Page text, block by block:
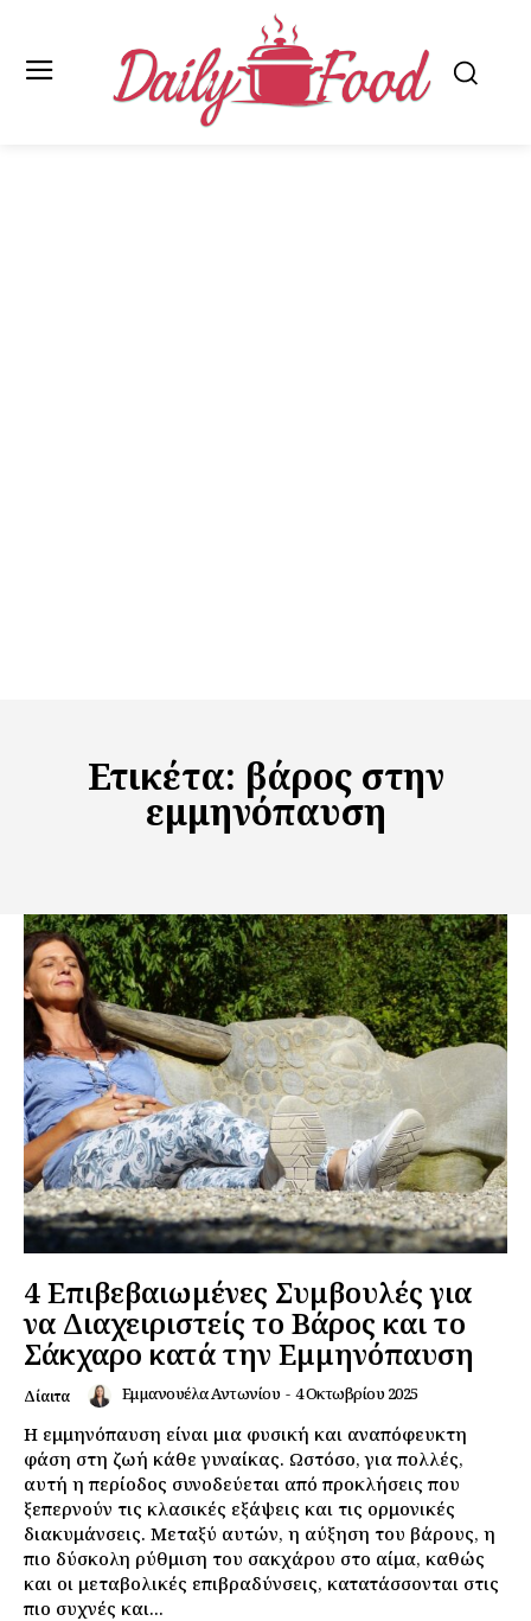
Ετικέτα: βάρος στην
εμμηνόπαυση
4 Επιβεβαιωμένες Συμβουλές για
να Διαχειριστείς το Βάρος και το
Σάκχαρο κατά την Εμμηνόπαυση
Δίαιτα Εμμανουέλα Αντωνίου - 4 Οκτωβρίου 2025
Η εμμηνόπαυση είναι μια φυσική και αναπόφευκτη
φάση στη ζωή κάθε γυναίκας. Ωστόσο, για πολλές,
αυτή η περίοδος συνοδεύεται από προκλήσεις που
ξεπερνούν τις κλασικές εξάψεις και τις ορμονικές
διακυμάνσεις. Μεταξύ αυτών, η αύξηση του βάρους, η
πιο δύσκολη ρύθμιση του σακχάρου στο αίμα, καθώς
και οι μεταβολικές επιβραδύνσεις, κατατάσσονται στις
πιο συχνές και...